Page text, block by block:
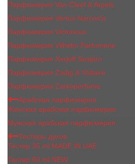
Парфюмерия Van Cleef & Arpels
Парфюмерия Vertus Narcos'is
Парфюмерия Victorious
Парфюмерия Vilhelm Parfumerie
Парфюмерия Xerjoff Sospiro
Парфюмерия Zadig & Voltaire
Парфюмерия Zarkoperfume
Арабская парфюмерия
Женская арабская парфюмерия
Мужская арабская парфюмерия
Тестеры духов
Тестер 35 ml MADE IN UAE
Тестер 60 ml NEW